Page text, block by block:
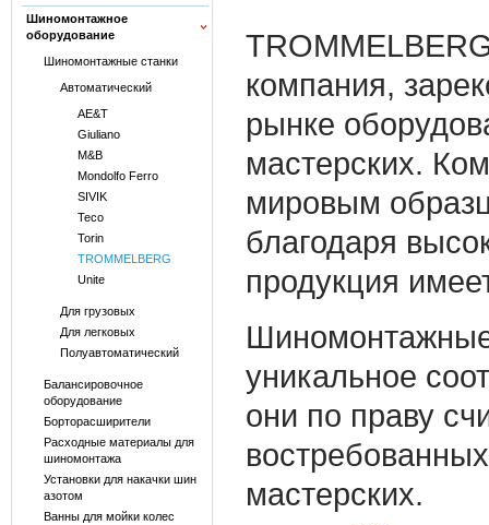
Шиномонтажное
оборудование
Шиномонтажные станки
Автоматический
AE&T
Giuliano
M&B
Mondolfo Ferro
SIVIK
Teco
Torin
TROMMELBERG
Unite
Для грузовых
Для легковых
Полуавтоматический
Балансировочное
оборудование
Борторасширители
Расходные материалы для
шиномонтажа
Установки для накачки шин
азотом
Ванны для мойки колес
компания,
рынке
мастерских.
мировым
благодаря
продукция
Шиномонтажные
уникальное
они по праву
мастерских.